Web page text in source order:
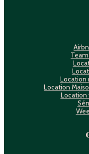
Location
Location
Location